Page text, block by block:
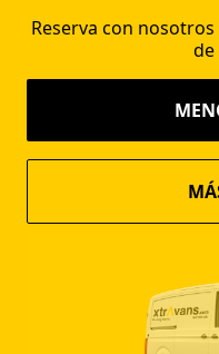
Reserva con
de